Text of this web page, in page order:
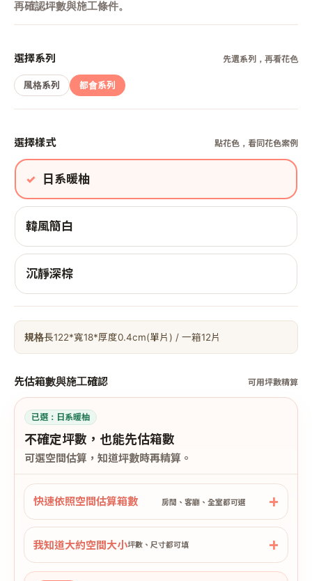
再確認坪數與施工條件。
選擇系列 先選系列，再看花色
風格系列 都會系列
選擇樣式 點花色，看同花色案例
日系暖柚
韓風簡白
沉靜深棕
規格長122*寬18*厚度0.4cm(單片) / 一箱12片
先估箱數與施工確認 可用坪數精算
已選： 日系暖柚
不確定坪數，也能先估箱數
可選空間估算，知道坪數時再精算。
快速依照空間估算箱數 房間、客廳、全室都可選
我知道大約空間大小坪數、尺寸都可填